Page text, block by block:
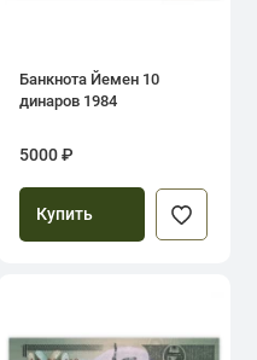
Банкнота Йемен 10
динаров 1984
5000 ₽
Купить